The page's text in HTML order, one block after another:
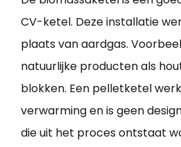
CV-ketel. Deze installatie
plaats van aardgas.
natuurlijke producten als
blokken. Een pelletketel
verwarming en is geen
die uit het proces ontstaat